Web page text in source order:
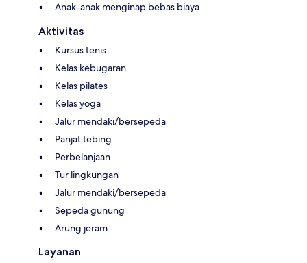
Anak-anak menginap bebas biaya
Aktivitas
Kursus tenis
Kelas kebugaran
Kelas pilates
Kelas yoga
Jalur mendaki/bersepeda
Panjat tebing
Perbelanjaan
Tur lingkungan
Jalur mendaki/bersepeda
Sepeda gunung
Arung jeram
Layanan